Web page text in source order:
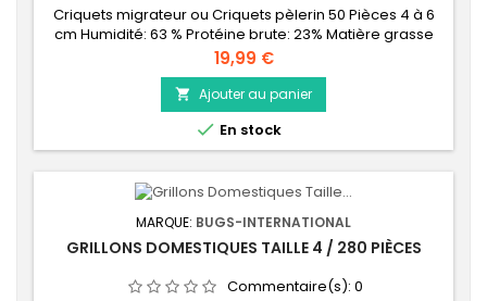
Criquets migrateur ou Criquets pèlerin 50 Pièces 4 à 6
cm Humidité: 63 % Protéine brute: 23% Matière grasse
brute: 8% Cendre brute: 1%
Prix
19,99 €
 Ajouter au panier
 En stock
MARQUE: BUGS-INTERNATIONAL
GRILLONS DOMESTIQUES TAILLE 4 / 280 PIÈCES
Commentaire(s): 0